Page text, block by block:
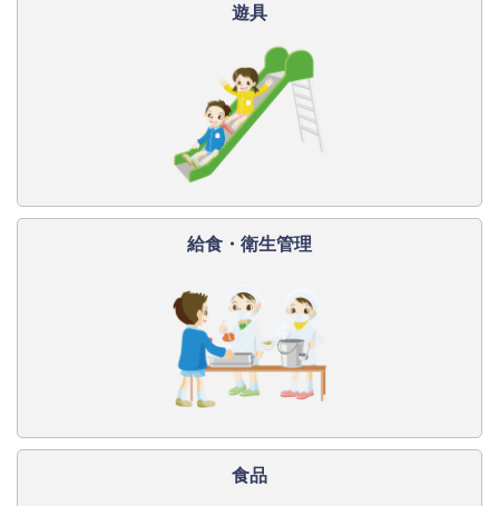
遊具
給食・衛生管理
食品